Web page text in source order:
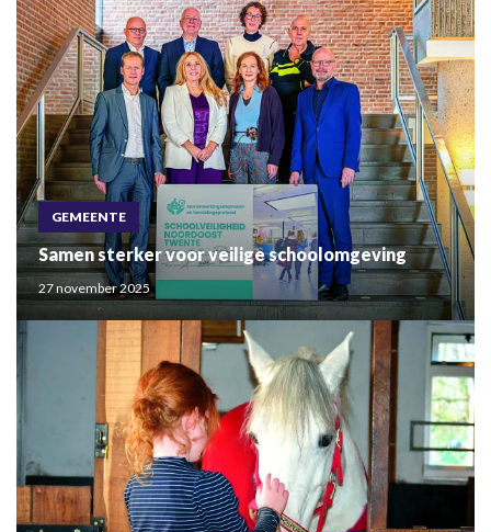
GEMEENTE
Samen sterker voor veilige schoolomgeving
27 november 2025